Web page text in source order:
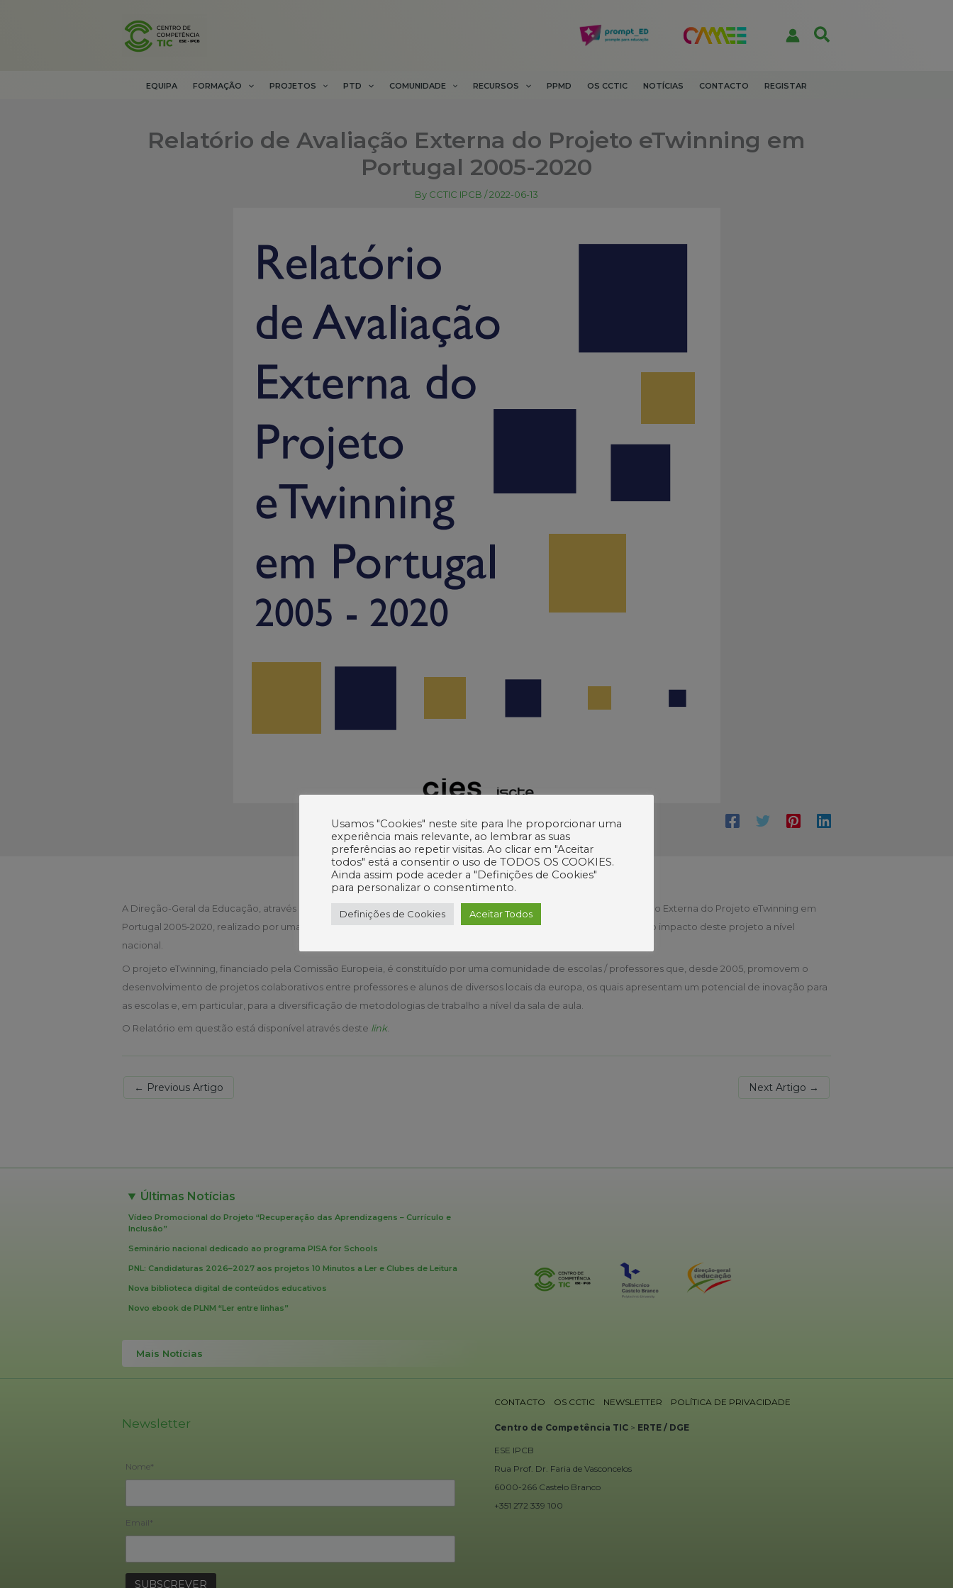
Search
EQUIPA FORMAÇÃO PROJETOS PTD COMUNIDADE RECURSOS PPMD OS CCTIC NOTÍCIAS CONTACTO REGISTAR
Relatório de Avaliação Externa do Projeto eTwinning em
Portugal 2005-2020
By CCTIC IPCB /2022-06-13
A Direção-Geral da Educação, através da Organização Nacional de Apoio eTwinning, divulga o Relatório de Avaliação Externa do Projeto eTwinning em
Portugal 2005-2020, realizado por uma equipa de investigação do ISCTE, com o objetivo de melhor compreender o impacto deste projeto a nível
nacional.
O projeto eTwinning, financiado pela Comissão Europeia, é constituído por uma comunidade de escolas / professores que, desde 2005, promovem o
desenvolvimento de projetos colaborativos entre professores e alunos de diversos locais da europa, os quais apresentam um potencial de inovação para
as escolas e, em particular, para a diversificação de metodologias de trabalho a nível da sala de aula.
O Relatório em questão está disponível através deste link.
← Previous Artigo Next Artigo →
Últimas Notícias
Vídeo Promocional do Projeto “Recuperação das Aprendizagens – Currículo e
Inclusão”
Seminário nacional dedicado ao programa PISA for Schools
PNL: Candidaturas 2026–2027 aos projetos 10 Minutos a Ler e Clubes de Leitura
Nova biblioteca digital de conteúdos educativos
Novo ebook de PLNM “Ler entre linhas”
Mais Notícias
Newsletter
Nome*
Email*
CONTACTO OS CCTIC NEWSLETTER POLÍTICA DE PRIVACIDADE
Centro de Competência TIC > ERTE / DGE
ESE IPCB
Rua Prof. Dr. Faria de Vasconcelos
6000-266 Castelo Branco
+351 272 339 100
Usamos "Cookies" neste site para lhe proporcionar uma
experiência mais relevante, ao lembrar as suas
preferências ao repetir visitas. Ao clicar em "Aceitar
todos" está a consentir o uso de TODOS OS COOKIES.
Ainda assim pode aceder a "Definições de Cookies"
para personalizar o consentimento.
Definições de Cookies Aceitar Todos